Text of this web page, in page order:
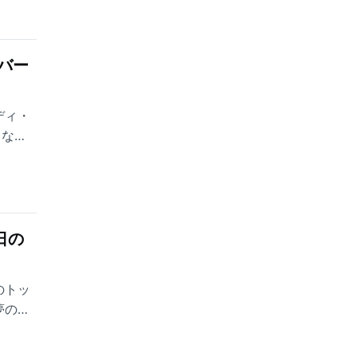
ー
・
挫
ュ
の
トッ
軌
選